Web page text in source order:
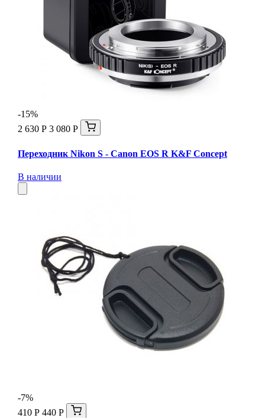
-15%
2 630 Р 3 080 Р
Переходник Nikon S - Canon EOS R K&F Concept
В наличии
-7%
410 Р 440 Р